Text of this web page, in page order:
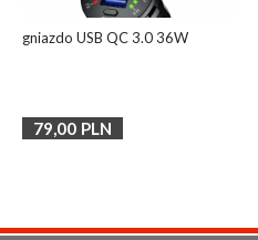
gniazdo USB QC 3.0 36W
79,00 PLN